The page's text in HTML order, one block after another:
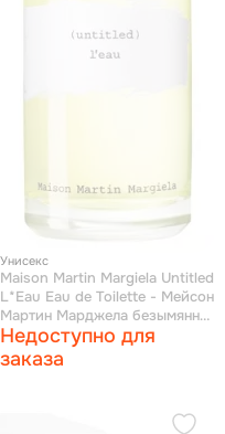
Унисекс
Maison Martin Margiela Untitled
L*Eau Eau de Toilette - Мейсон
Мартин Марджела безымянная
вода туалетная вода 100 мл
(тестер)
Недоступно для
заказа